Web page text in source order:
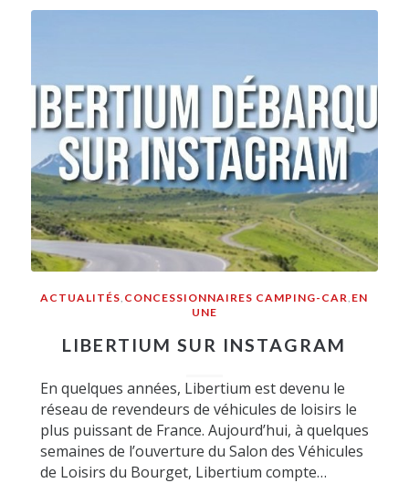
ACTUALITÉS CONCESSIONNAIRES CAMPING-CAR EN
UNE
LIBERTIUM SUR INSTAGRAM
En quelques années, Libertium est devenu le
réseau de revendeurs de véhicules de loisirs le
plus puissant de France. Aujourd’hui, à quelques
semaines de l’ouverture du Salon des Véhicules
de Loisirs du Bourget, Libertium compte…